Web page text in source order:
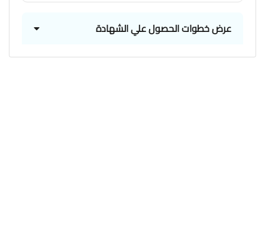
عرض خطوات الحصول علي الشهادة